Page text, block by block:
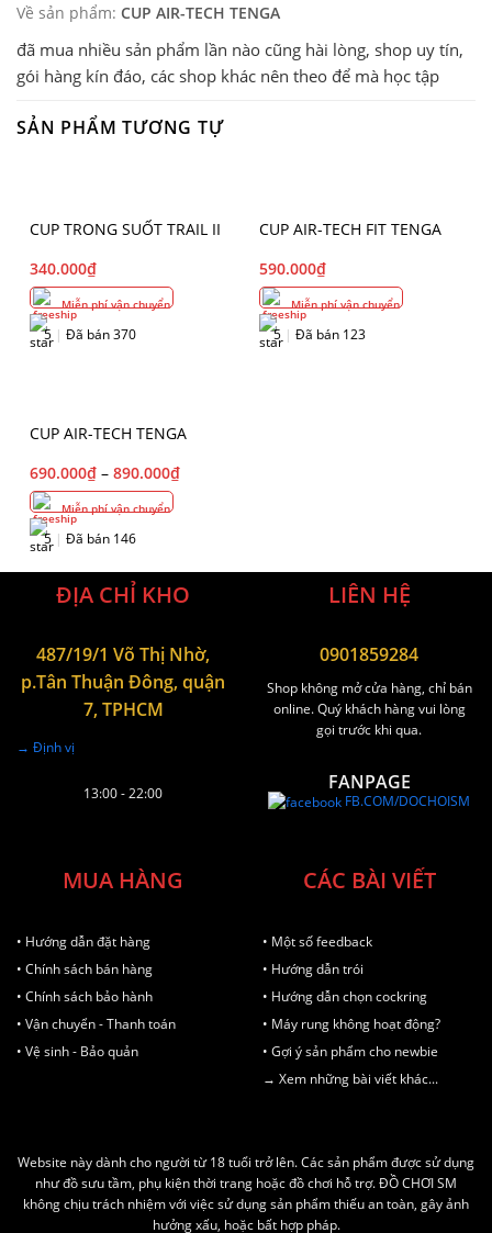
Về sản phẩm: CUP AIR-TECH TENGA
đã mua nhiều sản phẩm lần nào cũng hài lòng, shop uy tín,
gói hàng kín đáo, các shop khác nên theo để mà học tập
SẢN PHẨM TƯƠNG TỰ
CUP TRONG SUỐT TRAIL II
340.000₫
Miễn phí vận chuyển
5 | Đã bán 370
CUP AIR-TECH FIT TENGA
590.000₫
Miễn phí vận chuyển
5 | Đã bán 123
CUP AIR-TECH TENGA
690.000₫ – 890.000₫
Miễn phí vận chuyển
5 | Đã bán 146
ĐỊA CHỈ KHO
487/19/1 Võ Thị Nhờ,
p.Tân Thuận Đông, quận
7, TPHCM
→ Định vị
13:00 - 22:00
LIÊN HỆ
0901859284
Shop không mở cửa hàng, chỉ bán
online. Quý khách hàng vui lòng
gọi trước khi qua.
FANPAGE
FB.COM/DOCHOISM
MUA HÀNG
• Hướng dẫn đặt hàng
• Chính sách bán hàng
• Chính sách bảo hành
• Vận chuyển - Thanh toán
• Vệ sinh - Bảo quản
CÁC BÀI VIẾT
• Một số feedback
• Hướng dẫn trói
• Hướng dẫn chọn cockring
• Máy rung không hoạt động?
• Gợi ý sản phẩm cho newbie
→ Xem những bài viết khác...
Website này dành cho người từ 18 tuổi trở lên. Các sản phẩm được sử dụng
như đồ sưu tầm, phụ kiện thời trang hoặc đồ chơi hỗ trợ. ĐỒ CHƠI SM
không chịu trách nhiệm với việc sử dụng sản phẩm thiếu an toàn, gây ảnh
hưởng xấu, hoặc bất hợp pháp.